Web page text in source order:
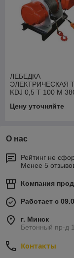
ЛЕБЕДКА
ЭЛЕКТРИЧЕСКАЯ
KDJ 0,5 Т 100 М
Цену уточняйте
О нас
Рейтинг не
Менее 5
Компания
Работает с
г. Минск
Бетонный пр-д
Контакты